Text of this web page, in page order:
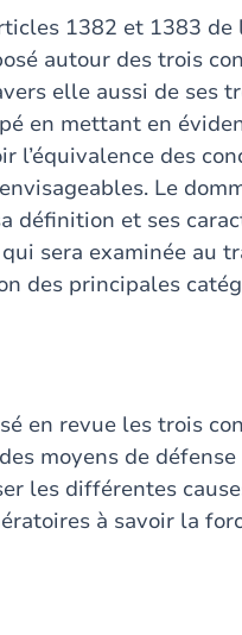
1382 et 1383 de
autour des trois
elle aussi de ses
en mettant en
l’équivalence des
Le
définition et ses
sera examinée au
des principales
en revue les trois
moyens de
les différentes
à savoir la